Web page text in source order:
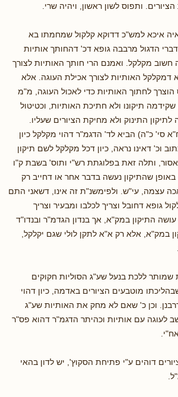
ותפוס לשון ראשון, ויהיה שרי.
איכא למש"כ דדוקא קלקול שמחמתו בא
הדגול מרבבה גופא דכ' דהחותך אותיות
חשוב מקלקל. ואמנם הרי חותך האותיות לצורך
דמקלקל האותיות לצורך אכילת העוגה. אלא
לחתוך האותיות כדי לאכול העוגה, מ"מ
תיקונו ולא חתיכת האותיות, וכטיטול
התינוק ולא מחיקת הציורים שעליו.
סי' כ"ה) הביא לד' הדגמ"ר דהוי מקלקל כיון
וכ' דאינו נראה, כיון דכל מקלקל לשם תיקון
ותלה זאת בפלוגתת רש"י ותוס' בשבת ק"ו
שהתיקון נעשה בדבר אחר או דחייב רק
עצמה, עי"ש. ולפימשנ"ת זה אינו, דשאני התם
גופא דחובל וצריך לכלבו ומבעיר וצריך
התיקון במק"א, אך בנדון הגדמ"ר ובנדו"ד
במק"א, אלא רק א"א לתקן לולי שגם יקלקל,
שמותר ללכת בנעל שע"ג הסוליות חקוקים
מוטבעים הציורים באדמה, כיון דהוי
וכן כ' שאם לא מחק את האותיות שע"ג
לעוגה עם אותיות וכהיתר הדגמ"ר דהוא פס"ר
דוהים ע"י פתיחת הסקוץ', יש לדון בהאי